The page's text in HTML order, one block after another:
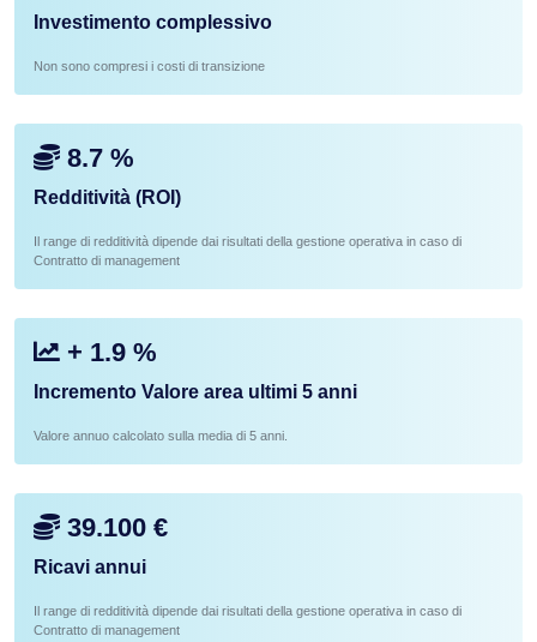
Investimento complessivo
Non sono compresi i costi di transizione
8.7 %
Redditività (ROI)
Il range di redditività dipende dai risultati della gestione operativa in caso di
Contratto di management
+ 1.9 %
Incremento Valore area ultimi 5 anni
Valore annuo calcolato sulla media di 5 anni.
39.100 €
Ricavi annui
Il range di redditività dipende dai risultati della gestione operativa in caso di
Contratto di management